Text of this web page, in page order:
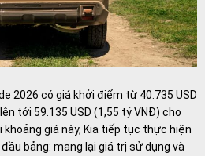
2026 có giá khởi điểm từ 40.735 USD
tới 59.135 USD (1,55 tỷ VNĐ) cho
khoảng giá này, Kia tiếp tục thực hiện
bảng: mang lại giá trị sử dụng và